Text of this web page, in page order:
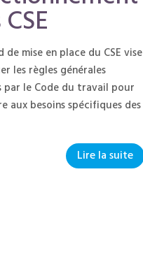
de mise en place du CSE vise
les règles générales
par le Code du travail pour
aux besoins spécifiques des
Lire la suite